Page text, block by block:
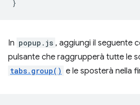
In popup.js , aggiungi il seguente
pulsante che raggrupperà tutte le
tabs.group() e le sposterà nella